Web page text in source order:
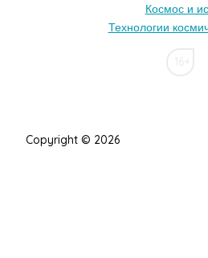
Космос и
Технологии
Copyright © 2026